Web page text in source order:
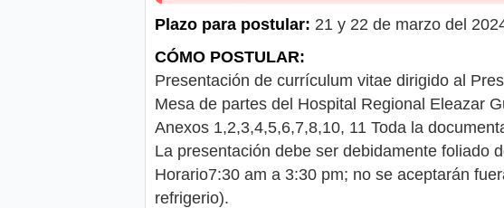
Plazo para postular: 21 y 22 de marzo del
CÓMO POSTULAR:
Presentación de currículum vitae dirigido al
Mesa de partes del Hospital Regional Eleazar
Anexos 1,2,3,4,5,6,7,8,10, 11 Toda la
La presentación debe ser debidamente foliado
Horario7:30 am a 3:30 pm; no se aceptarán
refrigerio).